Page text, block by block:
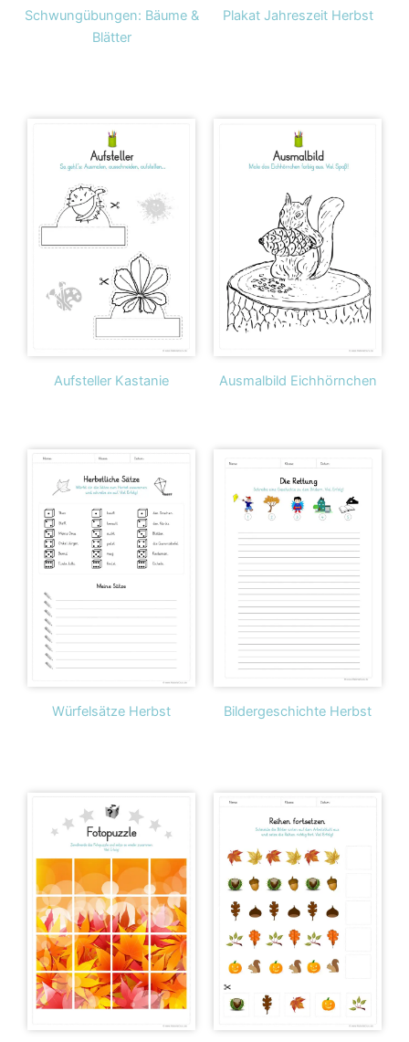
Schwungübungen: Bäume &
Blätter
Plakat Jahreszeit Herbst
Aufsteller Kastanie Ausmalbild Eichhörnchen
Würfelsätze Herbst Bildergeschichte Herbst